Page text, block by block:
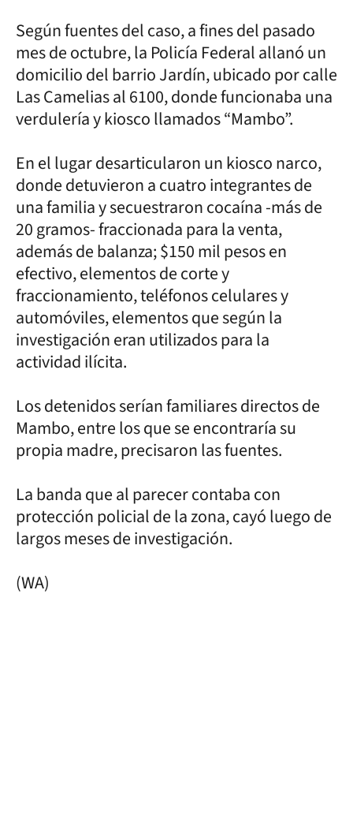
Según fuentes del caso, a fines del pasado
mes de octubre, la Policía Federal allanó un
domicilio del barrio Jardín, ubicado por calle
Las Camelias al 6100, donde funcionaba una
verdulería y kiosco llamados “Mambo”.
En el lugar desarticularon un kiosco narco,
donde detuvieron a cuatro integrantes de
una familia y secuestraron cocaína -más de
20 gramos- fraccionada para la venta,
además de balanza; $150 mil pesos en
efectivo, elementos de corte y
fraccionamiento, teléfonos celulares y
automóviles, elementos que según la
investigación eran utilizados para la
actividad ilícita.
Los detenidos serían familiares directos de
Mambo, entre los que se encontraría su
propia madre, precisaron las fuentes.
La banda que al parecer contaba con
protección policial de la zona, cayó luego de
largos meses de investigación.
(WA)